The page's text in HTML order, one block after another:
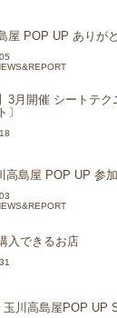
屋 POP UP ありが
3月開催 シートテ
〕
高島屋 POP UP 参
入できるお店
玉川高島屋POP UP